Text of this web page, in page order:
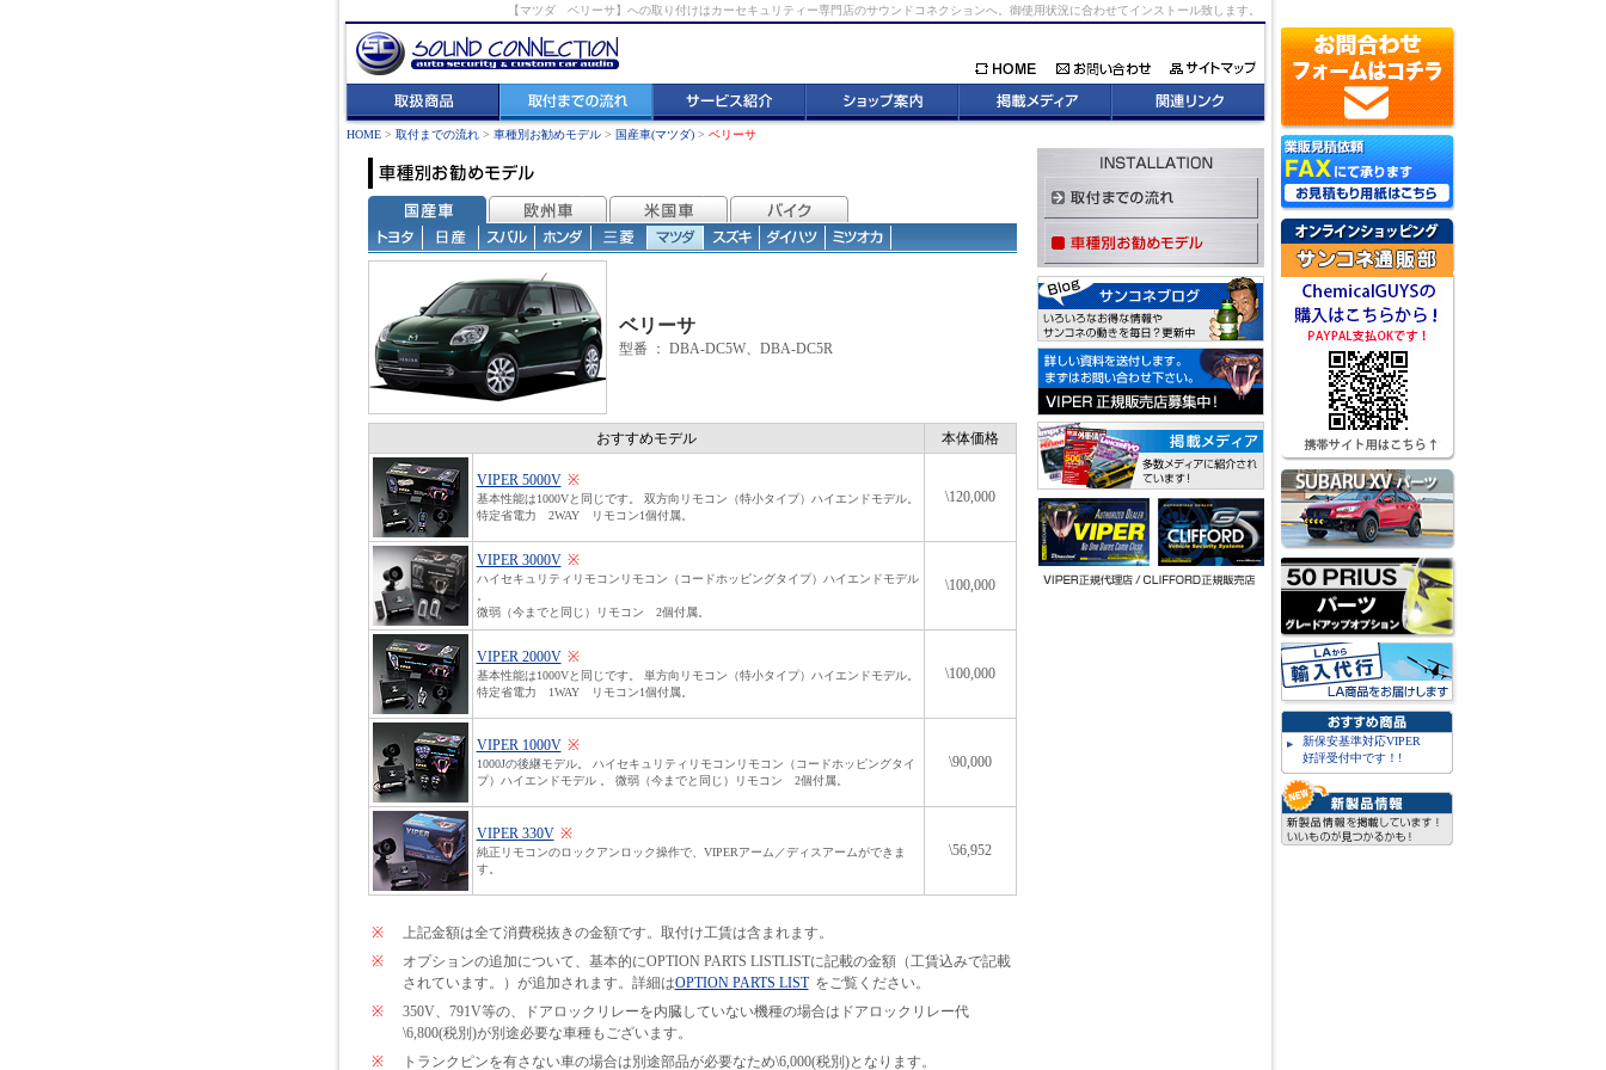
【マツダ ベリーサ】への取り付けはカーセキュリティー専門店のサウンドコネクションへ。御使用状況に合わせてインストール致します。
HOME > 取付までの流れ > 車種別お勧めモデル > 国産車(マツダ) > ベリーサ
ベリーサ
型番 ： DBA-DC5W、DBA-DC5R
おすすめモデル 本体価格
VIPER 5000V ※
基本性能は1000Vと同じです。 双方向リモコン（特小タイプ）ハイエンドモデル。
特定省電力 2WAY リモコン1個付属。
\120,000
VIPER 3000V ※
ハイセキュリティリモコンリモコン（コードホッピングタイプ）ハイエンドモデル
微弱（今までと同じ）リモコン 2個付属。
\100,000
VIPER 2000V ※
基本性能は1000Vと同じです。 単方向リモコン（特小タイプ）ハイエンドモデル。
特定省電力 1WAY リモコン1個付属。
\100,000
VIPER 1000V ※
1000Jの後継モデル。 ハイセキュリティリモコンリモコン（コードホッピングタイ
プ）ハイエンドモデル 。 微弱（今までと同じ）リモコン 2個付属。
\90,000
VIPER 330V ※
純正リモコンのロックアンロック操作で、VIPERアーム／ディスアームができま
す。
\56,952
※
上記金額は全て消費税抜きの金額です。取付け工賃は含まれます。
※
オプションの追加について、基本的にOPTION PARTS LISTLISTに記載の金額（工賃込みで記載
されています。）が追加されます。詳細はOPTION PARTS LIST をご覧ください。
※
350V、791V等の、ドアロックリレーを内臓していない機種の場合はドアロックリレー代
\6,800(税別)が別途必要な車種もございます。
※
トランクピンを有さない車の場合は別途部品が必要なため\6,000(税別)となります。
新保安基準対応VIPER
好評受付中です！!